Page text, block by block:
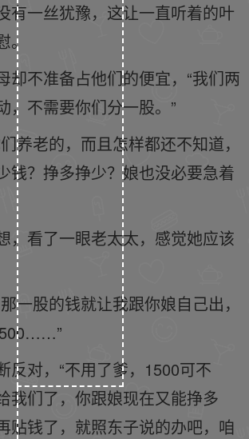
有一丝犹豫，这让一直听着的叶
却不准备占他们的便宜，“我们两
，不需要你们分一股。”
养老的，而且怎样都还不知道，
钱？挣多挣少？娘也没必要急着
，看了一眼老太太，感觉她应该
一股的钱就让我跟你娘自己出，
500……”
反对，“不用了爹，1500可不
我们了，你跟娘现在又能挣多
贴钱了，就照东子说的办吧，咱